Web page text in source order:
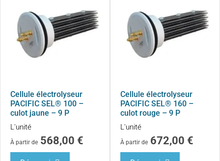
Cellule électrolyseur
PACIFIC SEL® 100 –
culot jaune – 9 P
L'unité
À partir de 568,00 €
Cellule électrolyseur
PACIFIC SEL® 160 –
culot rouge – 9 P
L'unité
À partir de 672,00 €